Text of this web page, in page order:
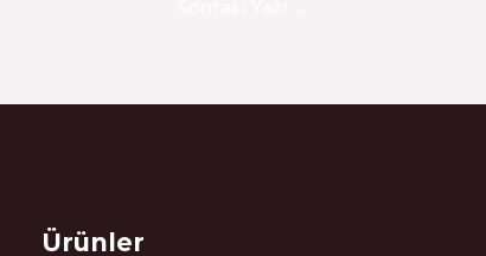
Ürünler
Select